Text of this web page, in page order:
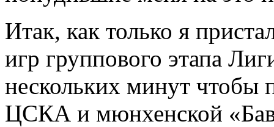
Итак, как только я
игр группового этапа
нескольких минут чтобы
ЦСКА и мюнхенской